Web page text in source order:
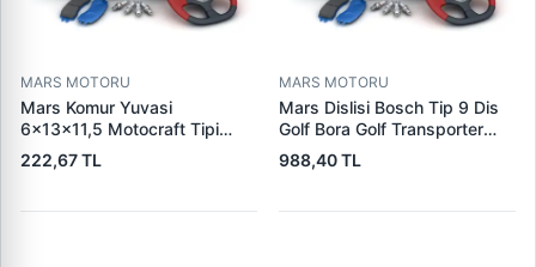
MARS MOTORU
Mars Komur Yuvasi
6×13×11,5 Motocraft Tipi
Ford Ranger Focus Fiesta
Connect (FO0731
5L8Z11000AC) | PARS PRS-
222,67 TL
MARS MOTORU
Mars Dislisi Bosch Tip 9 Dis
Golf Bora Golf Transporter
Seat Skoda (15713) | ZEN
1480 | OEM 1011480
988,40 TL